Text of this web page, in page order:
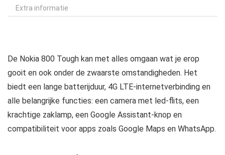
Extra informatie
De Nokia 800 Tough kan met alles omgaan wat je erop
gooit en ook onder de zwaarste omstandigheden. Het
biedt een lange batterijduur, 4G LTE-internetverbinding en
alle belangrijke functies: een camera met led-flits, een
krachtige zaklamp, een Google Assistant-knop en
compatibiliteit voor apps zoals Google Maps en WhatsApp.